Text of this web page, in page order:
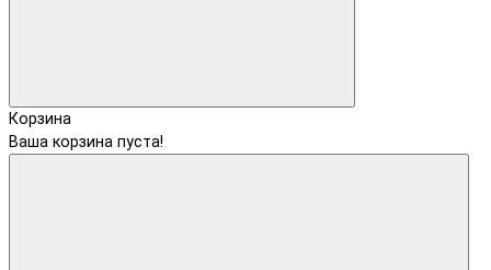
Корзина
Ваша корзина пуста!